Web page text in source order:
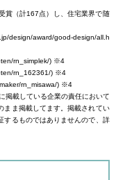
賞（計167点）し、住宅業界で随
design/award/good-design/all.h
rn_simplek/) ※4
rn_162361/) ※4
rn_misawa/) ※4
載している企業の責任において
まま掲載してます。掲載されてい
するものではありませんので、詳